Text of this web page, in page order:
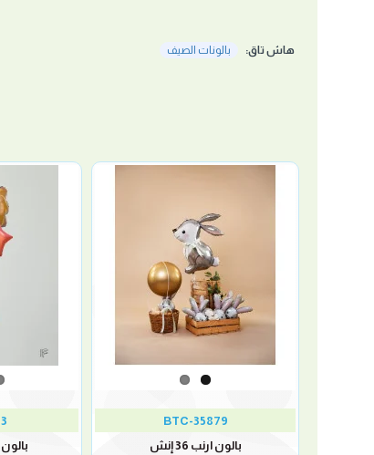
هاش تاق: بالونات الصيف
BTC-35879
بالون ارنب 36 إنش
بالون